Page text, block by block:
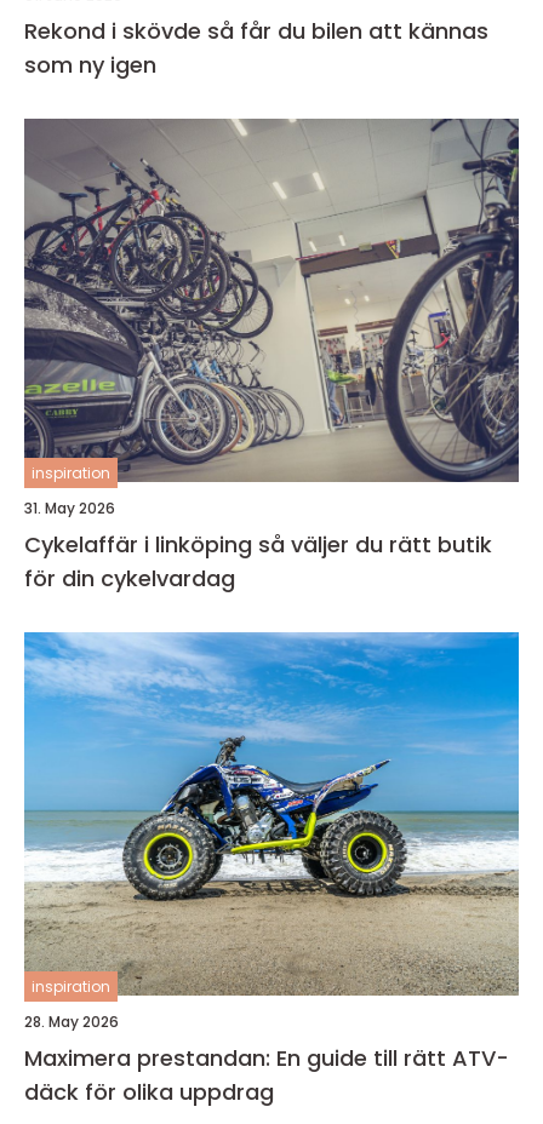
Rekond i skövde så får du bilen att kännas
som ny igen
inspiration
31. May 2026
Cykelaffär i linköping så väljer du rätt butik
för din cykelvardag
inspiration
28. May 2026
Maximera prestandan: En guide till rätt ATV-
däck för olika uppdrag